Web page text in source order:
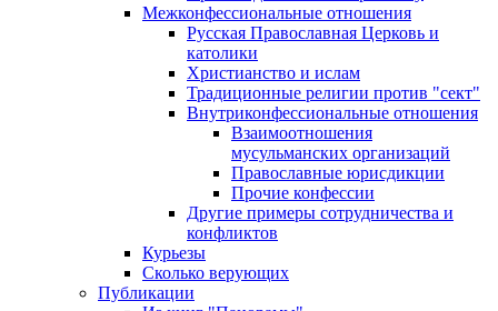
Межконфессиональные отношения
Русская Православная Церковь и
католики
Христианство и ислам
Традиционные религии против "сект"
Внутриконфессиональные отношения
Взаимоотношения
мусульманских организаций
Православные юрисдикции
Прочие конфессии
Другие примеры сотрудничества и
конфликтов
Курьезы
Сколько верующих
Публикации